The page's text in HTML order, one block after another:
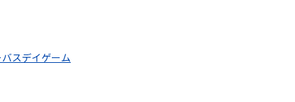
スデイゲーム